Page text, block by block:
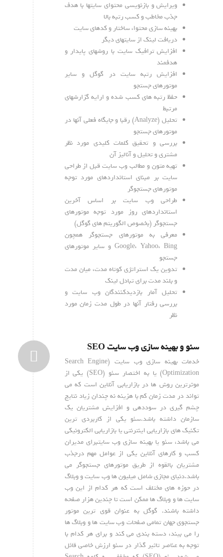
ویرایش و بازنویسی محتوای سایتها با هدف
جذب مخاطب و کسب رتبه بالا
بهینه سازی محتوا، ساختار و کدهای سایت
دریافت لینک از سایتهای دیگر
افزایش ترافیک سایت با روشهای پایدار و
هدفمند
افزایش رتبه سایت در گوگل و سایر
موتورهای جستجو
حفظ رتبه های کسب شده و ارایه گزارشهای
مرتبط
تحلیل (Analyze) رقبا و جایگاه فعلی آنها در
موتورهای جستجو
بررسی و تحقیق کلمات کلیدی مورد نظر
مشتری و تحلیل و آنالیز آن
تهیه متون و مطالب وب سایت قبل از طراحی
سایت بر مبنای استانداردهای مورد توجه
موتورهای جستجوگر
طراحی وب سایت بر اساس آخرین
استانداردهای روز مورد توجه موتورهای
جستجوگر (بخصوص الگوریتم های گوگل)
معرفی به موتورهای جستجوگر همچون
Google، Yahoo، Bing و سایر موتورهای
جستجو
تدوین یک استراتژی کوتاه مدت، میان مدت
و بلند مدت برای تبادل لینک
تحلیل آمار بازدیدکنندگان وب سایت و
بررسی رفتار آنها در طول مدت زمان مورد
نظر
سئو و بهینه سازی وب سایت SEO
خدمات بهینه سازی وب سایت (Search Engine
Optimization) یا به اختصار سئو (SEO) یکی از
موثرترین روش ها در بازاریابی آنلاین است که می
تواند در مدت زمان کم با هزینه نه چندان زیاد نتایج
چشم گیری در سوددهی و افزایش مشتریان یک
سازمان داشته باشد.سئو یکی از کاربردی ترین
تکنیک های بازاریابی اینترنتی یا بازاریابی الکترونیکی
می باشد، سئو یا بهینه سازی وب سایتبرای مدیران
کسب و کارهای آنلاین یکی از عوامل مهم درجذب
مشتریان بالقوه از طریق موتورهای جستجوگر می
باشد.دنیای مجازی شامل میلیون ها وب سایت و وبلاگ
در حوزه های مختلف است که هر کدام از این وب
سایت ها و وبلاگ ها ممکن است تا چندین هزار صفحه
داشته باشند. گوگل به عنوان قوی ترین موتور
جستجوی جهان تمامی صفحات وب سایت ها و وبلاگ ها
را می بیند، دسته بندی می کند و برای هر کدام با
توجه به عناصر تاثیر گذار در سئو ارزش خاصی قائل